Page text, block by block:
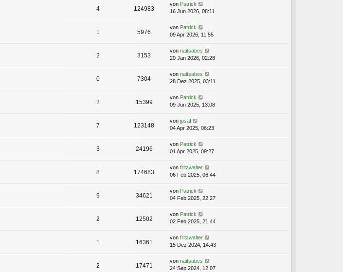
i
a
4 124983
von Patrick
16 Jun 2026, 08:11
1 5976
von Patrick
09 Apr 2026, 11:55
2 3153
von naitsabes
20 Jan 2026, 02:28
0 7304
von naitsabes
28 Dez 2025, 03:11
2 15399
von Patrick
09 Jun 2025, 13:08
7 123148
von jpsaf
04 Apr 2025, 06:23
3 24196
von Patrick
01 Apr 2025, 09:27
8 174683
von fritzwalter
06 Feb 2025, 06:44
9 34621
von Patrick
04 Feb 2025, 22:27
2 12502
von Patrick
02 Feb 2025, 21:44
1 16361
von fritzwalter
15 Dez 2024, 14:43
2 17471
von naitsabes
24 Sep 2024, 12:07